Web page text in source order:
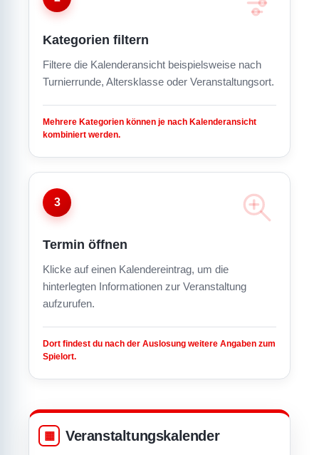
Kategorien filtern
Filtere die Kalenderansicht beispielsweise nach
Turnierrunde, Altersklasse oder Veranstaltungsort.
Mehrere Kategorien können je nach Kalenderansicht
kombiniert werden.
3
Termin öffnen
Klicke auf einen Kalendereintrag, um die
hinterlegten Informationen zur Veranstaltung
aufzurufen.
Dort findest du nach der Auslosung weitere Angaben zum
Spielort.
Veranstaltungskalender